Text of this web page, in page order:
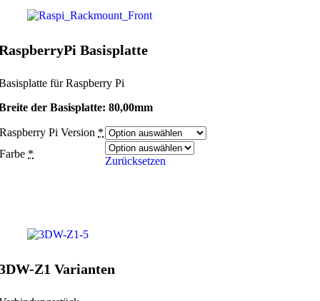
Basisplatte
für Raspberry Pi
der Basisplatte: 80,00mm
Raspberry Pi Version *
Farbe *
Zurücksetzen
Z1 Varianten